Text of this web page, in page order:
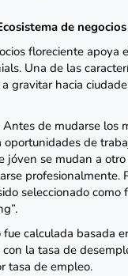
de negocios
floreciente apoya
Una de las
gravitar hacia
Antes de mudarse los
oportunidades de
jóven se mudan a
profesionalmente.
seleccionado
calculada basada
la tasa de
tasa de empleo.